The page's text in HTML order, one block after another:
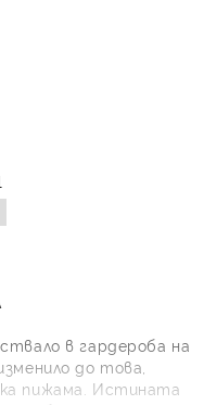
в гардероба на
до това,
пижама. Истината